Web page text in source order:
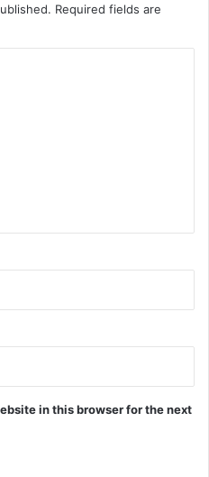
Required fields are
in this browser for the next